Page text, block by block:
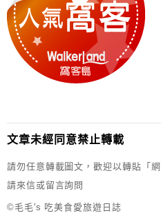
文章未經同意禁止轉載
請勿任意轉載圖文，歡迎以轉貼「
請來信或留言詢問
©毛毛's 吃美食愛旅遊日誌